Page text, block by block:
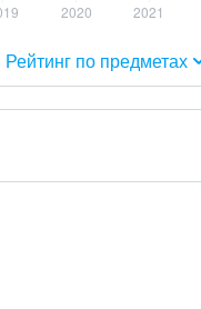
Рейтинг по предметах